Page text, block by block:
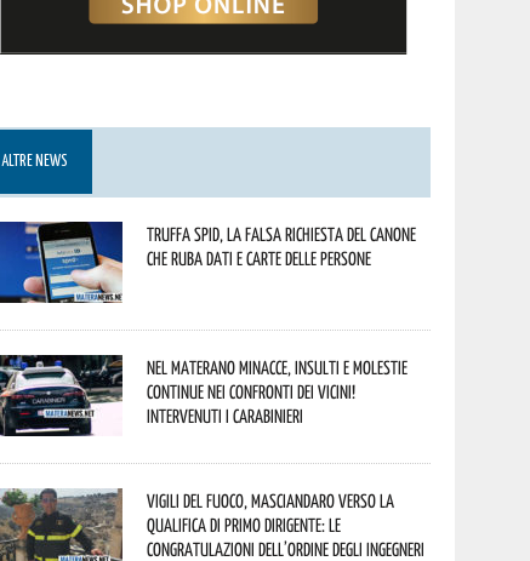
ALTRE NEWS
Truffa Spid, la falsa richiesta del canone
che ruba dati e carte delle persone
Nel materano minacce, insulti e molestie
continue nei confronti dei vicini!
Intervenuti i Carabinieri
Vigili del Fuoco, Masciandaro verso la
qualifica di Primo Dirigente: le
congratulazioni dell’Ordine degli Ingegneri